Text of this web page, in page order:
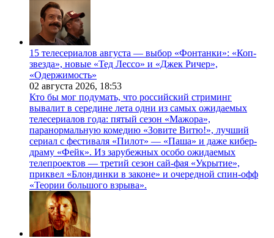
15 телесериалов августа — выбор «Фонтанки»: «Коп-
звезда», новые «Тед Лессо» и «Джек Ричер»,
«Одержимость»
02 августа 2026, 18:53
Кто бы мог подумать, что российский стриминг
вывалит в середине лета одни из самых ожидаемых
телесериалов года: пятый сезон «Мажора»,
паранормальную комедию «Зовите Витю!», лучший
сериал с фестиваля «Пилот» — «Паша» и даже кибер-
драму «Фейк». Из зарубежных особо ожидаемых
телепроектов — третий сезон сай-фая «Укрытие»,
приквел «Блондинки в законе» и очередной спин-офф
«Теории большого взрыва».